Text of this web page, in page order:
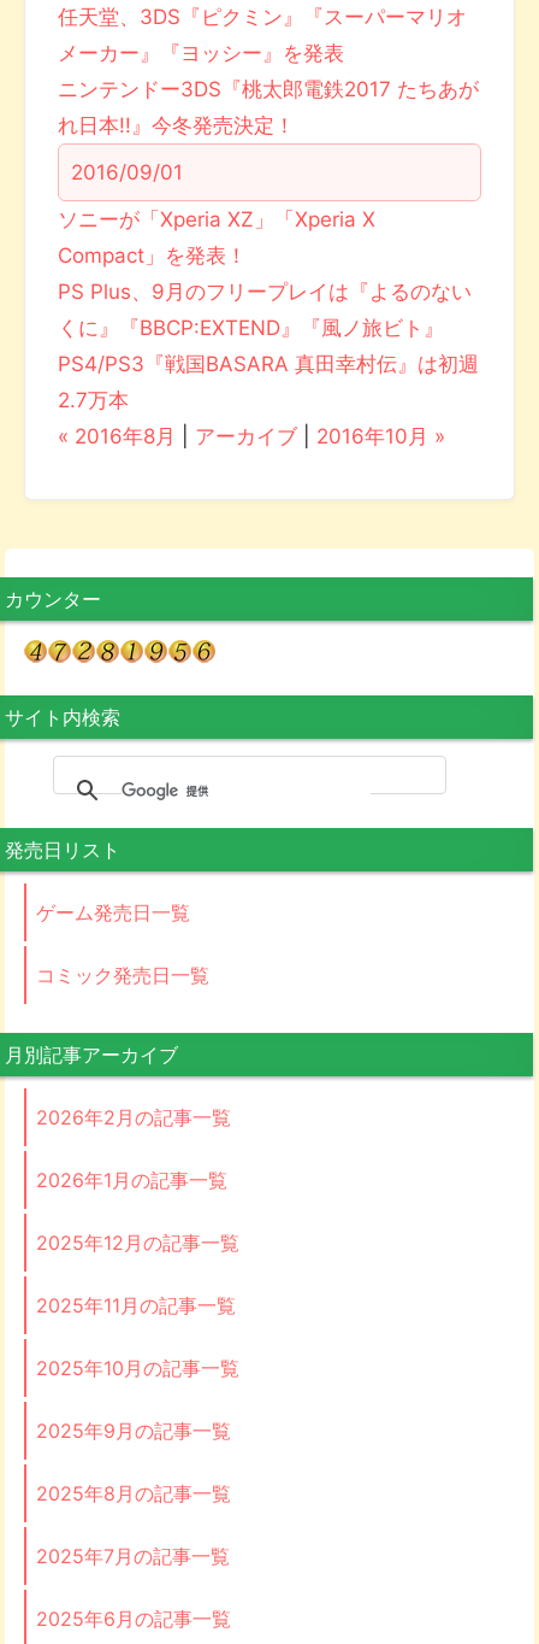
任天堂、3DS『ピクミン』『スーパーマリオ
メーカー』『ヨッシー』を発表
ニンテンドー3DS『桃太郎電鉄2017 たちあが
れ日本!!』今冬発売決定！
2016/09/01
ソニーが「Xperia XZ」「Xperia X
Compact」を発表！
PS Plus、9月のフリープレイは『よるのない
くに』『BBCP:EXTEND』『風ノ旅ビト』
PS4/PS3『戦国BASARA 真田幸村伝』は初週
2.7万本
« 2016年8月
アーカイブ 2016年10月 »
カウンター
サイト内検索
発売日リスト
ゲーム発売日一覧
コミック発売日一覧
月別記事アーカイブ
2026年2月の記事一覧
2026年1月の記事一覧
2025年12月の記事一覧
2025年11月の記事一覧
2025年10月の記事一覧
2025年9月の記事一覧
2025年8月の記事一覧
2025年7月の記事一覧
2025年6月の記事一覧